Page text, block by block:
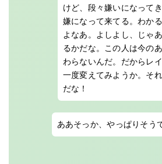
けど、段々嫌いになって
嫌になって来てる。わか
よなあ。よしよし、じゃ
るかだな。この人は今の
わらないんだ。だからレ
一度変えてみようか。そ
だな！
ああそっか、やっぱりそう